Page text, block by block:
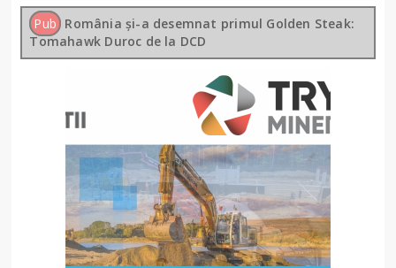
Pub România și-a desemnat primul Golden Steak:
Tomahawk Duroc de la DCD